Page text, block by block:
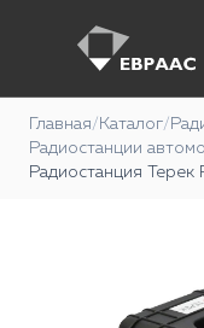
Главная/ Каталог/
Радиостанции
Радиостанция